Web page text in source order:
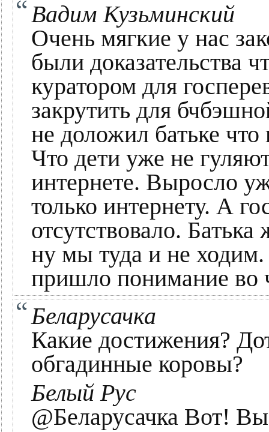
Вадим Кузьминский
Очень мягкие у нас
были доказательства
куратором для
закрутить для
не доложил батьке
Что дети уже не
интернете. Выросло
только интернету. А
отсутствовало.
ну мы туда и не ходим.
пришло понимание во
Беларусачка
Какие достижения?
обгадинные коровы?
Белый Рус
@Беларусачка Вот! Вы